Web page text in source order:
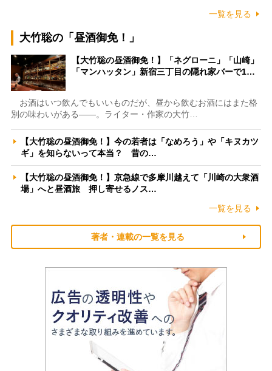
一覧を見る
大竹聡の「昼酒御免！」
【大竹聡の昼酒御免！】「ネグローニ」「山崎」
「マンハッタン」新宿三丁目の隠れ家バーで1…
お酒はいつ飲んでもいいものだが、昼から飲むお酒にはまた格
別の味わいがある――。ライター・作家の大竹…
【大竹聡の昼酒御免！】今の若者は「なめろう」や「キヌカツ
ギ」を知らないって本当？ 昔の…
【大竹聡の昼酒御免！】京急線で多摩川越えて「川崎の大衆酒
場」へと昼酒旅 押し寄せるノス…
一覧を見る
著者・連載の一覧を見る